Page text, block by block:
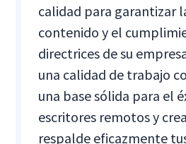
calidad para garantizar
contenido y el
directrices de su
una calidad de trabajo
una base sólida para el
escritores remotos y
respalde eficazmente